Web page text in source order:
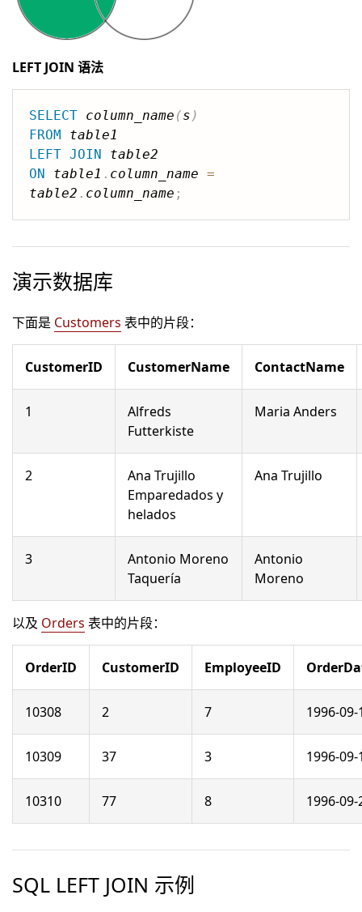
LEFT JOIN 语法
SELECT column_name (s )
FROM
table1
LEFT JOIN
table2
ON
table1 . column_name =
table2 . column_name ;
演示数据库
下面是 Customers 表中的片段：
CustomerID CustomerName ContactName
1
Alfreds
Futterkiste
Maria Anders
2
Ana Trujillo
Emparedados y
helados
Ana Trujillo
3
Antonio Moreno
Taquería
Antonio
Moreno
以及 Orders 表中的片段：
OrderID CustomerID EmployeeID
10308 2 7 1996-09-
10309 37 3 1996-09-
10310 77 8 1996-09-
SQL LEFT JOIN 示例